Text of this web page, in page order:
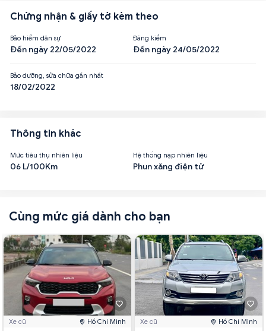
Chứng nhận & giấy tờ kèm theo
Bảo hiểm dân sự
Đến ngày 22/05/2022
Đăng kiểm
Đến ngày 24/05/2022
Bảo dưỡng, sửa chữa gần nhất
18/02/2022
Thông tin khác
Mức tiêu thụ nhiên liệu
06 L/100Km
Hệ thống nạp nhiên liệu
Phun xăng điện tử
Cùng mức giá dành cho bạn
Xe cũ Hồ Chí Minh Xe cũ Hồ Chí Minh